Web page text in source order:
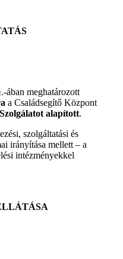
meghatározott
a Családsegítő Központ
alapított.
szolgáltatási és
irányítása mellett – a
intézményekkel